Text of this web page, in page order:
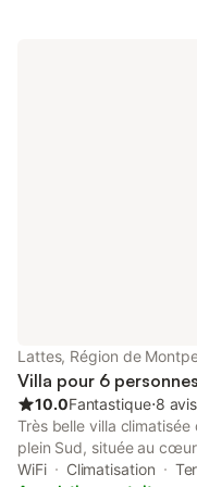
Lattes, Région de
Villa pour 6 personnes
10.0Fantastique⋅8 avis
Très belle villa
plein Sud, située au
résidentiel sécurisé à mi
WiFi Climatisation